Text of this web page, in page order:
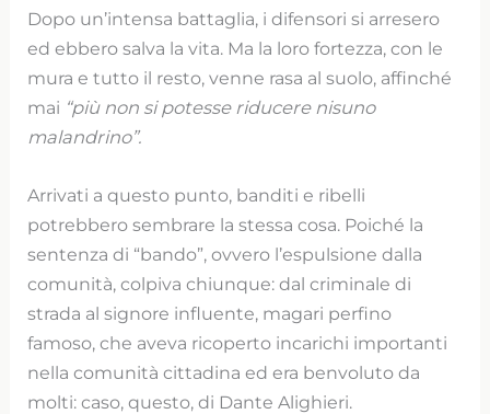
Dopo un’intensa battaglia, i difensori si arresero
ed ebbero salva la vita. Ma la loro fortezza, con le
mura e tutto il resto, venne rasa al suolo, affinché
mai “più non si potesse riducere nisuno
malandrino”.
Arrivati a questo punto, banditi e ribelli
potrebbero sembrare la stessa cosa. Poiché la
sentenza di “bando”, ovvero l’espulsione dalla
comunità, colpiva chiunque: dal criminale di
strada al signore influente, magari perfino
famoso, che aveva ricoperto incarichi importanti
nella comunità cittadina ed era benvoluto da
molti: caso, questo, di Dante Alighieri.